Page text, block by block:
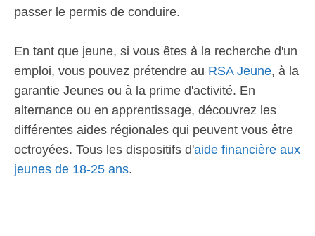
passer le permis de conduire.
En tant que jeune, si vous êtes à la recherche d'un
emploi, vous pouvez prétendre au RSA Jeune, à la
garantie Jeunes ou à la prime d'activité. En
alternance ou en apprentissage, découvrez les
différentes aides régionales qui peuvent vous être
octroyées. Tous les dispositifs d'aide financière aux
jeunes de 18-25 ans.